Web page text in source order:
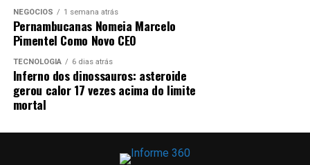
NEGÓCIOS 1 semana atrás
Pernambucanas Nomeia Marcelo
Pimentel Como Novo CEO
TECNOLOGIA 6 dias atrás
Inferno dos dinossauros: asteroide
gerou calor 17 vezes acima do limite
mortal